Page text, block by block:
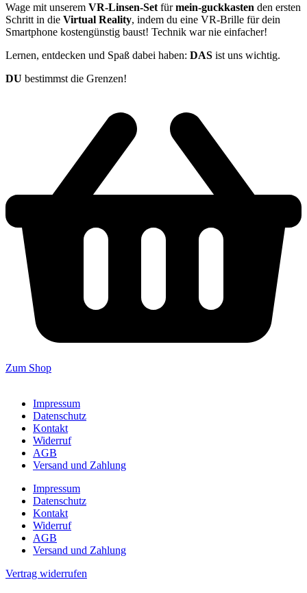
Wage mit unserem VR-Linsen-Set fürmein-guckkasten den ersten
Schritt in die Virtual Reality, indem du eine VR-Brille für dein
Smartphone kostengünstig baust! Technik war nie einfacher!
Lernen, entdecken und Spaß dabei haben: DAS ist uns wichtig.
DU bestimmst die Grenzen!
Zum Shop
Impressum
Datenschutz
Kontakt
Widerruf
AGB
Versand und Zahlung
Impressum
Datenschutz
Kontakt
Widerruf
AGB
Versand und Zahlung
Vertrag widerrufen